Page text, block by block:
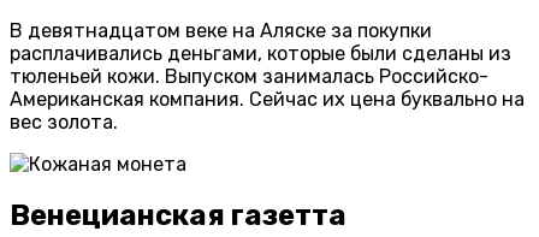
В девятнадцатом веке на Аляске за покупки
расплачивались деньгами, которые были сделаны из
тюленьей кожи. Выпуском занималась Российско-
Американская компания. Сейчас их цена буквально на
вес золота.
Венецианская газетта